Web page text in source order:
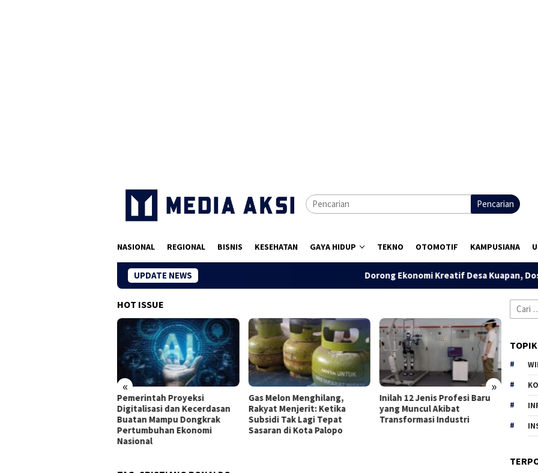
Pencarian
NASIONAL REGIONAL BISNIS KESEHATAN GAYA HIDUP TEKNO OTOMOTIF KAMPUSIANA
UPDATE NEWS Dorong Ekonomi Kreatif Desa Kuapan, Dosen
HOT ISSUE
« »
Pemerintah Proyeksi
Digitalisasi dan Kecerdasan
Buatan Mampu Dongkrak
Pertumbuhan Ekonomi
Nasional
Gas Melon Menghilang,
Rakyat Menjerit: Ketika
Subsidi Tak Lagi Tepat
Sasaran di Kota Palopo
Inilah 12 Jenis Profesi Baru
yang Muncul Akibat
Transformasi Industri
The
Baru
yang
Cari
untuk: